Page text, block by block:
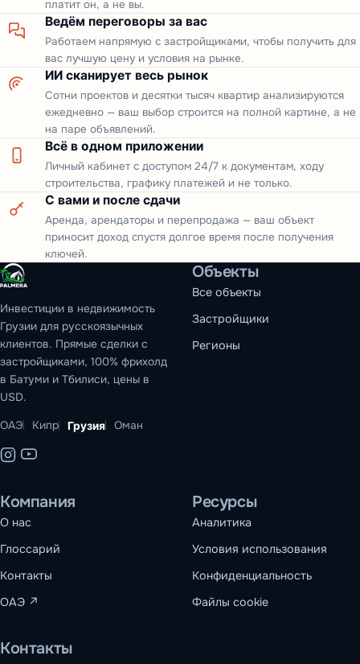
платит он, а не вы.
Ведём переговоры за вас
Работаем напрямую с застройщиками, чтобы получить для
вас лучшую цену и условия на рынке.
ИИ сканирует весь рынок
Сотни проектов и десятки тысяч квартир анализируются
ежедневно — ваш выбор строится на полной картине, а не
на паре объявлений.
Всё в одном приложении
Личный кабинет с доступом 24/7 к документам, ходу
строительства, графику платежей и не только.
С вами и после сдачи
Аренда, арендаторы и перепродажа — ваш объект
приносит доход спустя долгое время после получения
ключей.
Инвестиции в недвижимость
Грузии для русскоязычных
клиентов. Прямые сделки с
застройщиками, 100% фрихолд
в Батуми и Тбилиси, цены в
USD.
ОАЭ Кипр Грузия Оман
Объекты
Все объекты
Застройщики
Регионы
Компания
О нас
Глоссарий
Контакты
ОАЭ ↗
Ресурсы
Аналитика
Условия использования
Конфиденциальность
Файлы cookie
Контакты